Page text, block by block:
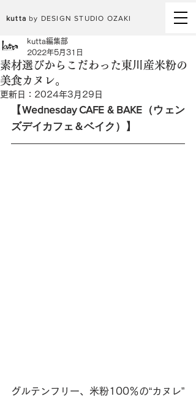
kutta by DESIGN STUDIO OZAKI
素材選びからこだわった東川産米粉の
美食カヌレ。
kutta編集部
2022年5月31日
更新日： 2024年3月29日
【Wednesday CAFE & BAKE（ウェン
ズデイカフェ＆ベイク）】
グルテンフリー、米粉100％の“カヌレ”